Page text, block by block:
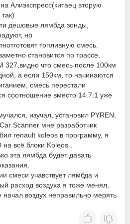
Алиэкспресс(китаец вторую
дешовые лямбда зонды,
но
топливную смесь.
становится по трассе,
327,видно что смесь после 100км
а если 150км, то начинаются
смесь перестали
соотношение вместо 14.7:1 уже
изучал, установил PYREN,
Scanner мне разработчик
renault koleos в программу, я
всё блоки Koleos .
эта лямбда будет давать
смеси учавствует лямбда и
расход воздуха я тоже менял,
воздух неправильно мерять